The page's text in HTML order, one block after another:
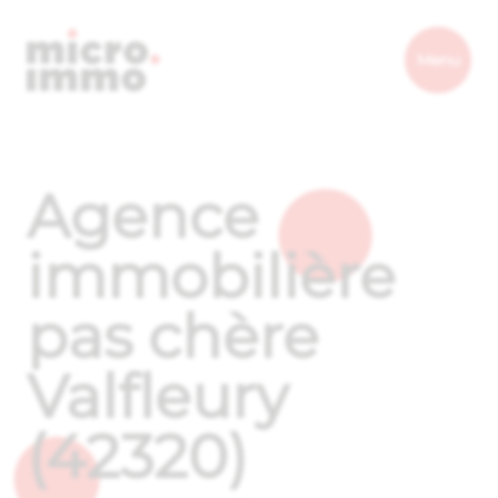
Micro.immo
Agence
immobilière
pas chère
Valfleury
(42320)